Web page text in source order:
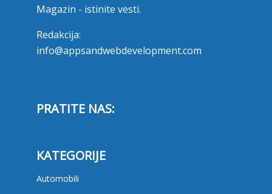
Magazin - istinite vesti.
Redakcija:
info@appsandwebdevelopment.com
PRATITE NAS:
KATEGORIJE
Automobili